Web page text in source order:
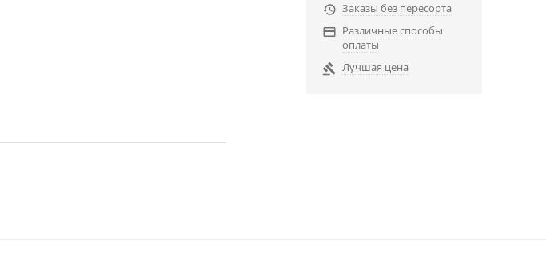
 Заказы без пересорта
 Различные способы
оплаты
 Лучшая цена